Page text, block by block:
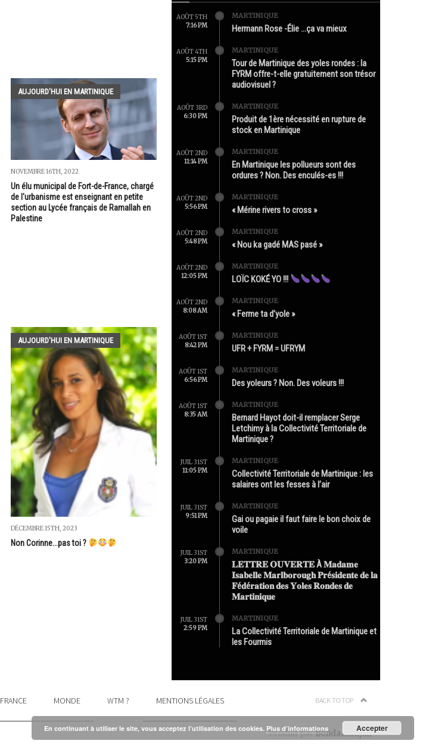
AUJOURD'HUI EN MARTINIQUE
NOVEMBRE 16TH, 2022
Un élu municipal de Fort-de-France, chargé
de l'urbanisme est enseignant en petite
section au Lycée français de Ramallah en
Palestine
AUJOURD'HUI EN MARTINIQUE
DÉCEMBRE 15TH, 2023
Non Corinne...pas toi ?
AOÛT 5TH
7:16 PM
MARTINIQUE
Hermann Rose -Élie …ça va mieux
AOÛT 4TH
5:15 PM
MARTINIQUE
Tour de Martinique des yoles rondes : la
FYRM offre-t-elle gratuitement son trésor
audiovisuel ?
AOÛT 3RD
6:30 PM
MARTINIQUE
Produit de 1ère nécessité en rupture de
stock en Martinique
AOÛT 2ND
11:14 PM
MARTINIQUE
En Martinique les pollueurs sont des
ordures ? Non. Des enculés-es !!!
AOÛT 2ND
5:56 PM
MARTINIQUE
« Mérine rivers to cross »
AOÛT 2ND
5:48 PM
MARTINIQUE
« Nou ka gadé MAS pasé »
AOÛT 2ND
12:05 PM
MARTINIQUE
LOÏC KOKÉ YO !!!
AOÛT 2ND
8:08 AM
MARTINIQUE
« Ferme ta d’yole »
AOÛT 1ST
8:42 PM
MARTINIQUE
UFR + FYRM = UFRYM
AOÛT 1ST
6:56 PM
MARTINIQUE
Des yoleurs ? Non. Des voleurs !!!
AOÛT 1ST
8:35 AM
MARTINIQUE
Bernard Hayot doit-il remplacer Serge
Letchimy à la Collectivité Territoriale de
Martinique ?
JUIL 31ST
11:05 PM
MARTINIQUE
Collectivité Territoriale de Martinique : les
salaires ont les fesses à l’air
JUIL 31ST
9:51 PM
MARTINIQUE
Gai ou pagaie il faut faire le bon choix de
voile
JUIL 31ST
3:20 PM
MARTINIQUE
𝐋𝐄𝐓𝐓𝐑𝐄 𝐎𝐔𝐕𝐄𝐑𝐓𝐄 À 𝐌𝐚𝐝𝐚𝐦𝐞
𝐈𝐬𝐚𝐛𝐞𝐥𝐥𝐞 𝐌𝐚𝐫𝐥𝐛𝐨𝐫𝐨𝐮𝐠𝐡 𝐏𝐫é𝐬𝐢𝐝𝐞𝐧𝐭𝐞 𝐝𝐞 𝐥𝐚
𝐅é𝐝é𝐫𝐚𝐭𝐢𝐨𝐧 𝐝𝐞𝐬 𝐘𝐨𝐥𝐞𝐬 𝐑𝐨𝐧𝐝𝐞𝐬 𝐝𝐞
𝐌𝐚𝐫𝐭𝐢𝐧𝐢𝐪𝐮𝐞
JUIL 31ST
2:59 PM
MARTINIQUE
La Collectivité Territoriale de Martinique et
les Fourmis
FRANCE MONDE WTM ? MENTIONS LÉGALES BACK TO TOP
Produit parBondamanjak
En continuant à utiliser le site, vous acceptez l’utilisation des cookies. Plus d’informations Accepter